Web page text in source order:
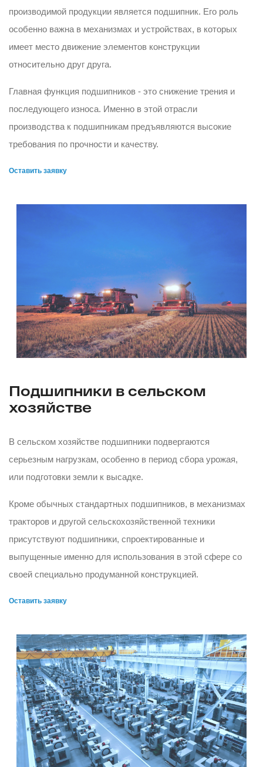
производимой продукции является подшипник. Его роль
особенно важна в механизмах и устройствах, в которых
имеет место движение элементов конструкции
относительно друг друга.
Главная функция подшипников - это снижение трения и
последующего износа. Именно в этой отрасли
производства к подшипникам предъявляются высокие
требования по прочности и качеству.
Оставить заявку
Подшипники в сельском
хозяйстве
В сельском хозяйстве подшипники подвергаются
серьезным нагрузкам, особенно в период сбора урожая,
или подготовки земли к высадке.
Кроме обычных стандартных подшипников, в механизмах
тракторов и другой сельскохозяйственной техники
присутствуют подшипники, спроектированные и
выпущенные именно для использования в этой сфере со
своей специально продуманной конструкцией.
Оставить заявку